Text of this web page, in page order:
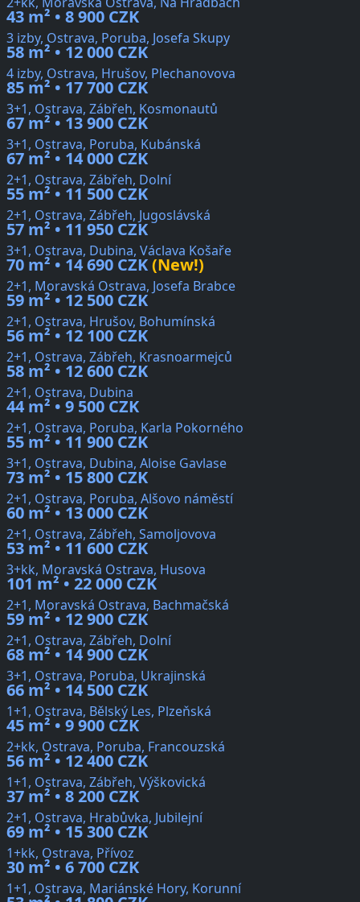
43 m² • 8 900 CZK
3 izby, Ostrava, Poruba, Josefa Skupy
58 m² • 12 000 CZK
4 izby, Ostrava, Hrušov, Plechanovova
85 m² • 17 700 CZK
3+1, Ostrava, Zábřeh, Kosmonautů
67 m² • 13 900 CZK
3+1, Ostrava, Poruba, Kubánská
67 m² • 14 000 CZK
2+1, Ostrava, Zábřeh, Dolní
55 m² • 11 500 CZK
2+1, Ostrava, Zábřeh, Jugoslávská
57 m² • 11 950 CZK
3+1, Ostrava, Dubina, Václava Košaře
70 m² • 14 690 CZK(New!)
2+1, Moravská Ostrava, Josefa Brabce
59 m² • 12 500 CZK
2+1, Ostrava, Hrušov, Bohumínská
56 m² • 12 100 CZK
2+1, Ostrava, Zábřeh, Krasnoarmejců
58 m² • 12 600 CZK
2+1, Ostrava, Dubina
44 m² • 9 500 CZK
2+1, Ostrava, Poruba, Karla Pokorného
55 m² • 11 900 CZK
3+1, Ostrava, Dubina, Aloise Gavlase
73 m² • 15 800 CZK
2+1, Ostrava, Poruba, Alšovo náměstí
60 m² • 13 000 CZK
2+1, Ostrava, Zábřeh, Samoljovova
53 m² • 11 600 CZK
3+kk, Moravská Ostrava, Husova
101 m² • 22 000 CZK
2+1, Moravská Ostrava, Bachmačská
59 m² • 12 900 CZK
2+1, Ostrava, Zábřeh, Dolní
68 m² • 14 900 CZK
3+1, Ostrava, Poruba, Ukrajinská
66 m² • 14 500 CZK
1+1, Ostrava, Bělský Les, Plzeňská
45 m² • 9 900 CZK
2+kk, Ostrava, Poruba, Francouzská
56 m² • 12 400 CZK
1+1, Ostrava, Zábřeh, Výškovická
37 m² • 8 200 CZK
2+1, Ostrava, Hrabůvka, Jubilejní
69 m² • 15 300 CZK
1+kk, Ostrava, Přívoz
30 m² • 6 700 CZK
1+1, Ostrava, Mariánské Hory, Korunní